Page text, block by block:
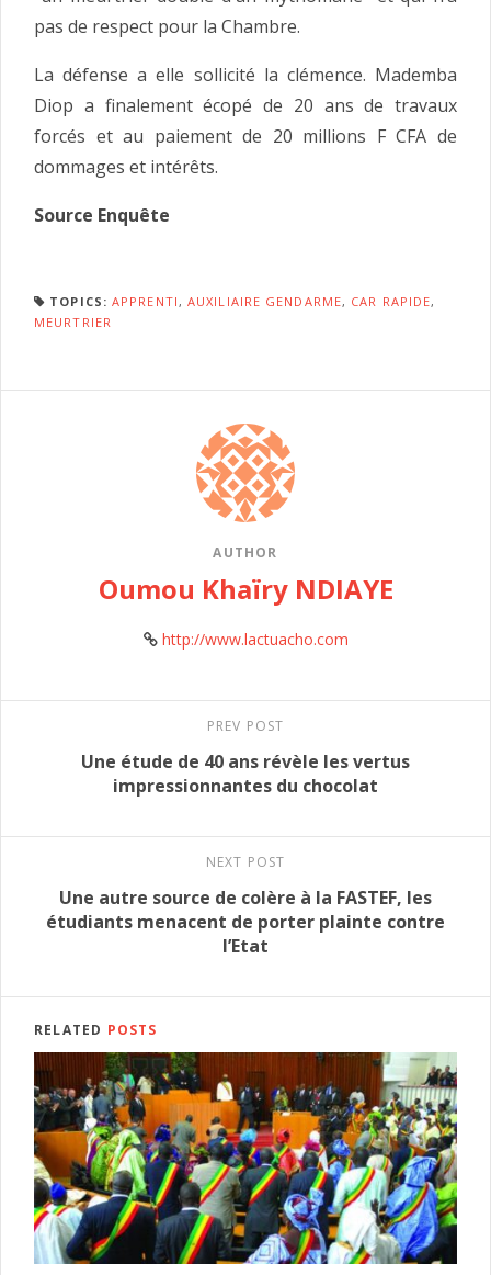
pas de respect pour la Chambre.
La défense a elle sollicité la clémence. Mademba
Diop a finalement écopé de 20 ans de travaux
forcés et au paiement de 20 millions F CFA de
dommages et intérêts.
Source Enquête
TOPICS: APPRENTI,AUXILIAIRE GENDARME, CAR RAPIDE,
MEURTRIER
AUTHOR
Oumou Khaïry NDIAYE
http://www.lactuacho.com
PREV POST
Une étude de 40 ans révèle les vertus
impressionnantes du chocolat
NEXT POST
Une autre source de colère à la FASTEF, les
étudiants menacent de porter plainte contre
l’Etat
RELATED POSTS